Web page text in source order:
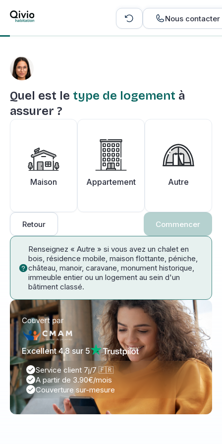
Nous contacter
Quel est le type de logement à
assurer ?
Maison Appartement Autre
Retour Commencer
Renseignez « Autre » si vous avez un chalet en
bois, résidence mobile, maison flottante, péniche,
château, manoir, caravane, monument historique,
immeuble entier ou un logement au sein d'un
bâtiment classé.
Excellent 4.8 sur 5
Service client 7j/7 🇫🇷
A partir de 3.90€/mois
Couverture sur-mesure